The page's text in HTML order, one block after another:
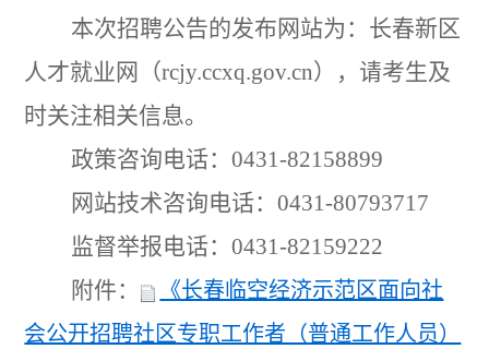
本次招聘公告的发布网站为：长春新区
人才就业网（rcjy.ccxq.gov.cn），请考生及
时关注相关信息。
政策咨询电话：0431-82158899
网站技术咨询电话：0431-80793717
监督举报电话：0431-82159222
附件：
《长春临空经济示范区面向社
会公开招聘社区专职工作者（普通工作人员）